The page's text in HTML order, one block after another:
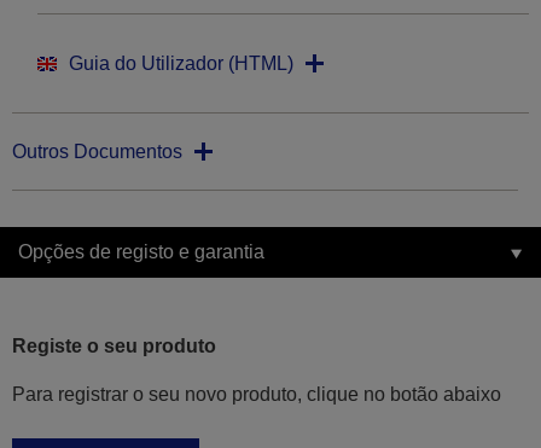
Guia do Utilizador (HTML)
Outros Documentos
Opções de registo e garantia
Registe o seu produto
Para registrar o seu novo produto, clique no botão abaixo